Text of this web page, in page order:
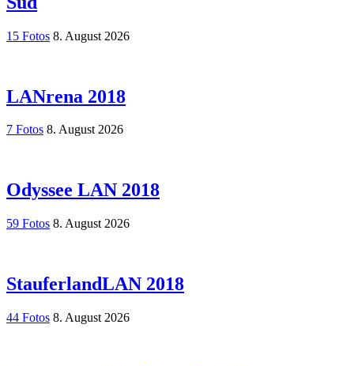
15 Fotos 8. August 2026
LANrena 2018
7 Fotos 8. August 2026
Odyssee LAN 2018
59 Fotos 8. August 2026
StauferlandLAN 2018
44 Fotos 8. August 2026